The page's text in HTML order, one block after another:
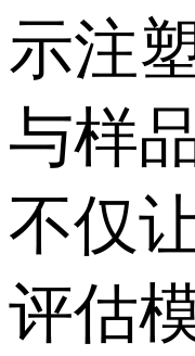
示注
与样
不仅
评估